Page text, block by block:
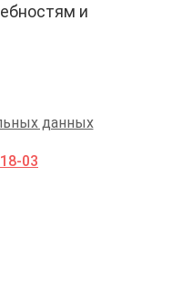
и
данных
03